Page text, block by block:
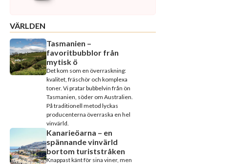
VÄRLDEN
Tasmanien –
favoritbubblor från
mytisk ö
Det kom som en överraskning:
kvalitet, fräschör och komplexa
toner. Vi pratar bubbelvin från ön
Tasmanien, söder om Australien.
På traditionell metod lyckas
producenterna överraska en hel
vinvärld.
Kanarieöarna – en
spännande vinvärld
bortom turiststråken
Knappast känt för sina viner, men